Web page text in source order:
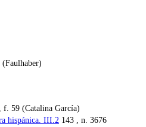
f. 59 (Catalina García)
hispánica. III.2 143 , n. 3676